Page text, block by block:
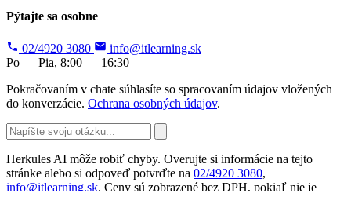
Pýtajte sa osobne
02/4920 3080
info@itlearning.sk
Po — Pia, 8:00 — 16:30
Pokračovaním v chate súhlasíte so spracovaním údajov vložených
do konverzácie. Ochrana osobných údajov.
Herkules AI môže robiť chyby. Overujte si informácie na tejto
stránke alebo si odpoveď potvrďte na 02/4920 3080,
info@itlearning.sk. Ceny sú zobrazené bez DPH, pokiaľ nie je